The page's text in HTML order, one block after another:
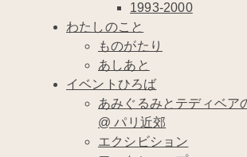
1993-2000
わたしのこと
ものがたり
あしあと
イベントひろば
あみぐるみとテディベア
@ パリ近郊
エクシビション